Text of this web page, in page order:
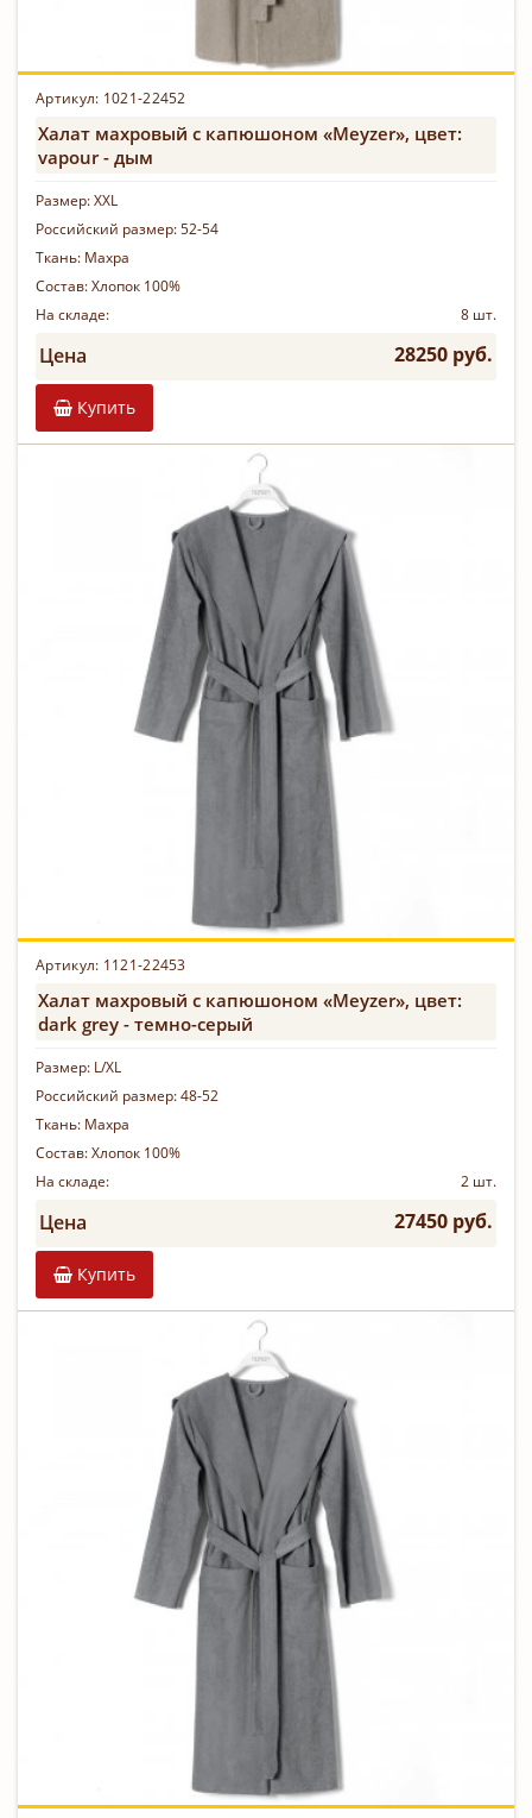
Артикул: 1021-22452
Халат махровый с капюшоном «Meyzer», цвет:
vapour - дым
Размер:XXL
Российский размер:52-54
Ткань: Махра
Состав:Хлопок 100%
На складе:
8 шт.
Цена 28250 руб.
Купить
Артикул: 1121-22453
Халат махровый с капюшоном «Meyzer», цвет:
dark grey - темно-серый
Размер: L/XL
Российский размер:48-52
Ткань: Махра
Состав:Хлопок 100%
На складе:
2 шт.
Цена 27450 руб.
Купить